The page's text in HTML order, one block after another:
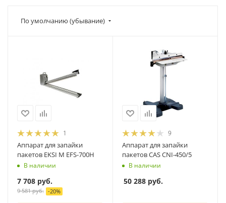
По умолчанию (убывание)
1
Аппарат для запайки
пакетов EKSI М EFS-700H
В наличии
7 708 руб.
9 581руб. -20%
9
Аппарат для запайки
пакетов CAS CNI-450/5
В наличии
50 288 руб.